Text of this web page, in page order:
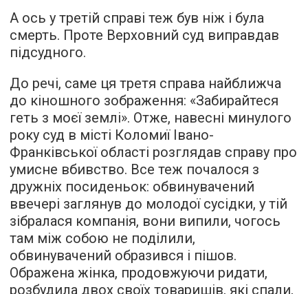
А ось у третій справі теж був ніж і була
смерть. Проте Верховний суд виправдав
підсудного.
До речі, саме ця третя справа найближча
до кіношного зображення: «Забирайтеся
геть з моєї землі». Отже, навесні минулого
року суд в місті Коломиї Івано-
Франківської області розглядав справу про
умисне вбивство. Все теж почалося з
дружніх посиденьок: обвинувачений
ввечері заглянув до молодої сусідки, у тій
зібралася компанія, вони випили, чогось
там між собою не поділили,
обвинувачений образився і пішов.
Ображена жінка, продовжуючи ридати,
розбудила двох своїх товаришів, які спали,